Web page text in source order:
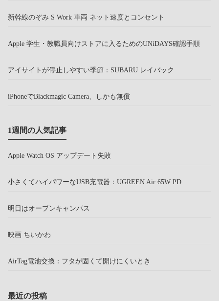
新幹線のぞみ S Work 車両 ネット速度とコンセント
Apple 学生・教職員向けストアに入るためのUNiDAYS確認手順
アイサイトが停止しやすい季節：SUBARU レイバック
iPhoneでBlackmagic Camera、しかも無償
1週間の人気記事
Apple Watch OS アップデート失敗
小さくてハイパワーなUSB充電器：UGREEN Air 65W PD
明日はオープンキャンパス
映画 ちいかわ
AirTag電池交換：フタが固くて開けにくいとき
最近の投稿